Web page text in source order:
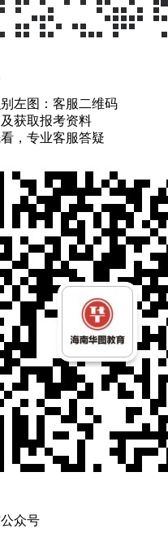
左图：客服二维码
获取报考资料
，专业客服答疑
众号